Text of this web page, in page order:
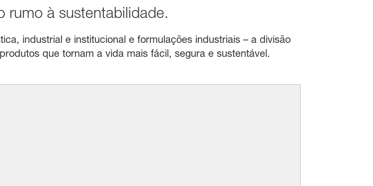
rumo à sustentabilidade.
industrial e institucional e formulações industriais – a divisão
que tornam a vida mais fácil, segura e sustentável.